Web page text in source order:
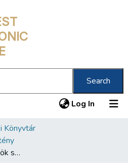
Search
Log In (current)
Könyvtár
Első világháborús Hősök szobra Budafokon